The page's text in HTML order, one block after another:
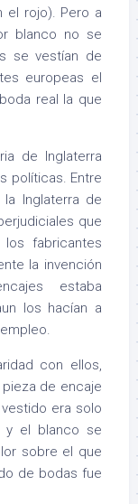
el rojo). Pero a
blanco no se
se vestían de
europeas el
real la que
de Inglaterra
políticas. Entre
Inglaterra de
que
los fabricantes
la invención
estaba
los hacían a
con ellos,
de encaje
era solo
y el blanco se
sobre el que
de bodas fue